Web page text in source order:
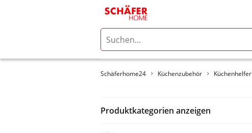
Schäferhome24 Küchenzubehör Küchenhelfer
Produktkategorien anzeigen